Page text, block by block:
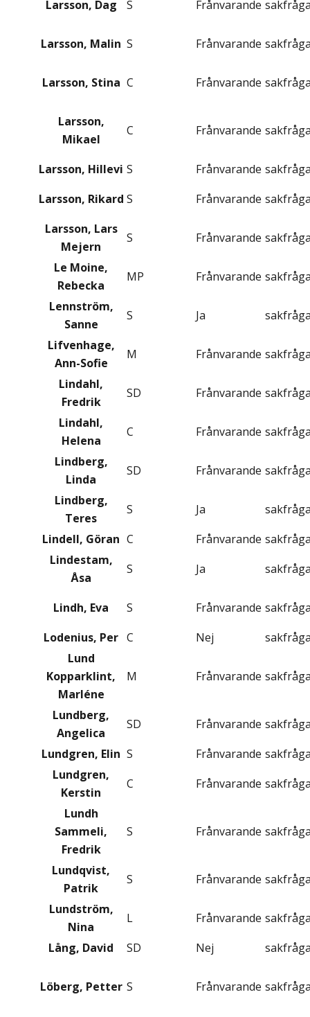
Larsson, Dag S Frånvarande
Larsson, Malin S Frånvarande
Larsson, Stina C Frånvarande
Larsson,
Mikael
C Frånvarande
Larsson, Hillevi S Frånvarande
Larsson, Rikard S Frånvarande
Larsson, Lars
Mejern
S Frånvarande
Le Moine,
Rebecka
MP Frånvarande
Lennström,
Sanne
S Ja
Lifvenhage,
Ann-Sofie
M Frånvarande
Lindahl,
Fredrik
SD Frånvarande
Lindahl,
Helena
C Frånvarande
Lindberg,
Linda
SD Frånvarande
Lindberg,
Teres
S Ja
Lindell, Göran C Frånvarande
Lindestam,
Åsa
S Ja
Lindh, Eva S Frånvarande
Lodenius, Per C Nej
Lund
Kopparklint,
Marléne
M Frånvarande
Lundberg,
Angelica
SD Frånvarande
Lundgren, Elin S Frånvarande
Lundgren,
Kerstin
C Frånvarande
Lundh
Sammeli,
Fredrik
S Frånvarande
Lundqvist,
Patrik
S Frånvarande
Lundström,
Nina
L Frånvarande
Lång, David
SD Nej
Löberg, Petter S Frånvarande